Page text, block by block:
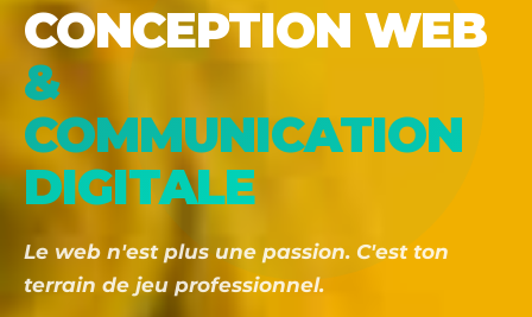
CONCEPTION WEB
&
COMMUNICATION
DIGITALE
Le web n'est plus une passion. C'est ton
terrain de jeu professionnel.